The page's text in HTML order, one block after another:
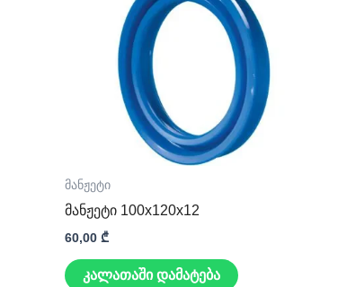
მანჟეტი
მანჟეტი 100x120x12
60,00 ₾
კალათაში დამატება